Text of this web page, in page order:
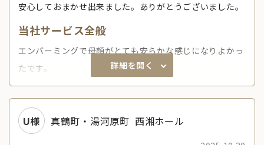
安心しておまかせ出来ました。ありがとうございました。
当社サービス全般
エンバーミングで母顔がとても安らかな感じになりよかっ
たです。
詳細を開く
U様 真鶴町・湯河原町 西湘ホール